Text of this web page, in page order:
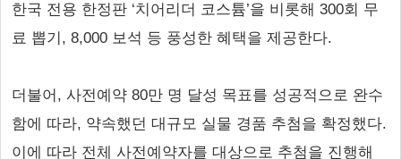
한국 전용 한정판 ‘치어리더 코스튬’을 비롯해 300회 무
료 뽑기, 8,000 보석 등 풍성한 혜택을 제공한다.
더불어, 사전예약 80만 명 달성 목표를 성공적으로 완수
함에 따라, 약속했던 대규모 실물 경품 추첨을 확정했다.
이에 따라 전체 사전예약자를 대상으로 추첨을 진행해